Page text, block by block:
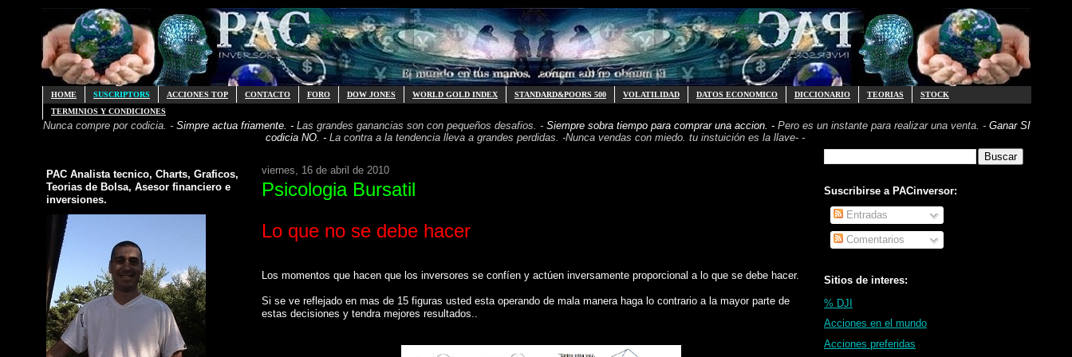
HOME SUSCRIPTORS ACCIONES TOP CONTACTO FORO DOW JONES WORLD GOLD INDEX STANDARD&POORS 500 VOLATILIDAD DATOS ECONOMICO DICCIONARIO TEORIAS
STOCK
TERMINIOS Y CONDICIONES
Nunca compre por codicia. - Simpre actua friamente. - Las grandes ganancias son con pequeños desafios. - Siempre sobra tiempo para comprar una accion. - Pero es un instante para realizar una venta. - Ganar SI
codicia NO. - La contra a la tendencia lleva a grandes perdidas. -Nunca vendas con miedo. tu instuición es la llave- -
PAC Analista tecnico, Charts, Graficos,
Teorias de Bolsa, Asesor financiero e
inversiones.
viernes, 16 de abril de 2010
Psicologia Bursatil
Lo que no se debe hacer
Los momentos que hacen que los inversores se confíen y actúen inversamente proporcional a lo que se debe hacer.
Si se ve reflejado en mas de 15 figuras usted esta operando de mala manera haga lo contrario a la mayor parte de
estas decisiones y tendra mejores resultados..
Suscribirse a PACinversor:
Entradas
Comentarios
Sitios de interes:
% DJI
Acciones en el mundo
Acciones preferidas